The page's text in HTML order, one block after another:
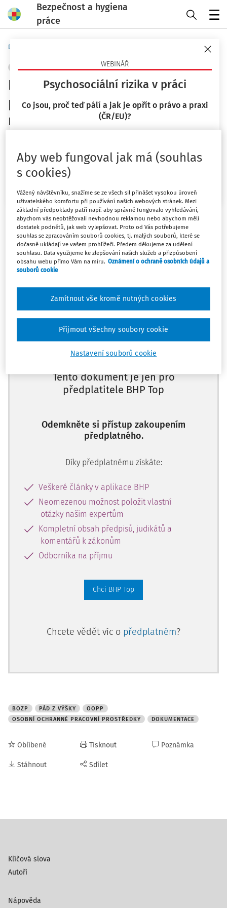
Bezpečnost a hygiena
práce
WEBINÁŘ
Psychosociální rizika v práci
Co jsou, proč teď pálí a jak je opřít o právo a praxi
(ČR/EU)?
Mgr. Lucie Kyselová
Domů
PRÁCE VE VÝŠCE POSKYTOVÁNÍ OOPP + PŘIDAT VLASTNÍ
Bezpečnost a ochrana zdraví při
práci na pracovištích s
nebezpečím pádu z výšky nebo
Ing. Jiří Vala Ph.D.
Vydáno:18. 1. 2026
Související dokumenty (7)
Procházet otázky
(Otázka č. 389 až č. 394) Šesttestových otázek. Znalost
nařízení vlády č. 362/2005 Sb., o bližších požadavcích na
bezpečnost a ochranu zdraví při práci na pracovištích s
Máte předplatné? Přihlaste se
Tento dokument je jen pro
předplatitele BHP Top
Odemkněte si přístup zakoupením
předplatného.
Díky předplatnému získáte:
Veškeré články v aplikace BHP
Neomezenou možnost položit vlastní
otázky našim expertům
Kompletní obsah předpisů, judikátů a
komentářů k zákonům
Odborníka na příjmu
Chci BHP Top
Chcete vědět víc o předplatném?
BOZP PÁD Z VÝŠKY
OOPP
OSOBNÍ OCHRANNÉ PRACOVNÍ PROSTŘEDKY
DOKUMENTACE
Oblíbené
Stáhnout
Tisknout
Sdílet
Poznámka
Klíčová slova
Autoři
Nápověda
Aby web fungoval jak má (souhlas
s cookies)
Vážený návštěvníku, snažíme se ze všech sil přinášet vysokou úroveň
uživatelského komfortu při používání našich webových stránek. Mezi
základní předpoklady patří např. aby správně fungovalo vyhledávání,
abychom vás neobtěžovali nevhodnou reklamou nebo abychom měli
dostatek podnětů, jak web vylepšovat. Proto od Vás potřebujeme
souhlas se zpracováním souborů cookies, tj. malých souborů, které se
dočasně ukládají ve vašem prohlížeči. Předem děkujeme za udělení
souhlasu. Data využijeme ke zlepšování našich služeb a přizpůsobení
obsahu webu přímo Vám na míru. Oznámení o ochraně osobních údajů a
souborů cookie
Nastavení souborů cookie
Zamítnout vše kromě nutných cookies
Přijmout všechny soubory cookie